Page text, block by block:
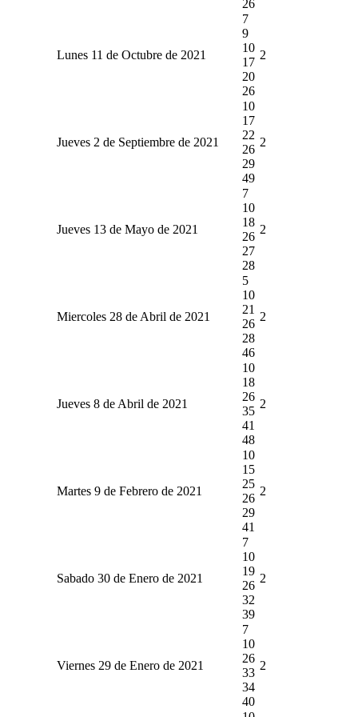
26
Lunes 11 de Octubre de 2021
7
9
10
17
20
26
2
Jueves 2 de Septiembre de 2021
10
17
22
26
29
49
2
Jueves 13 de Mayo de 2021
7
10
18
26
27
28
2
Miercoles 28 de Abril de 2021
5
10
21
26
28
46
2
Jueves 8 de Abril de 2021
10
18
26
35
41
48
2
Martes 9 de Febrero de 2021
10
15
25
26
29
41
2
Sabado 30 de Enero de 2021
7
10
19
26
32
39
2
Viernes 29 de Enero de 2021
7
10
26
33
34
40
2